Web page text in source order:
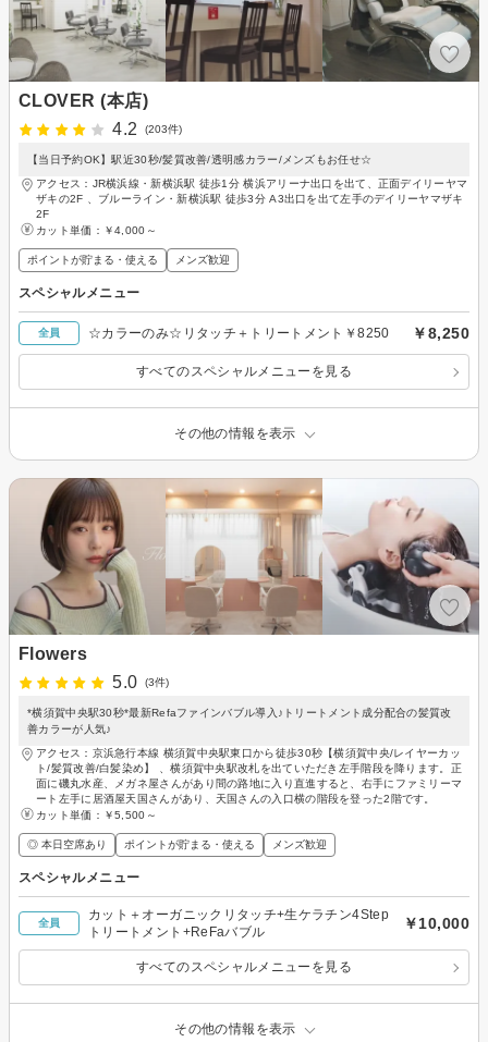
CLOVER (本店)
4.2
(203件)
【当日予約OK】駅近30秒/髪質改善/透明感カラー/メンズもお任せ☆
アクセス：JR横浜線・新横浜駅 徒歩1分 横浜アリーナ出口を出て、正面デイリーヤマ
ザキの2F 、ブルーライン・新横浜駅 徒歩3分 A3出口を出て左手のデイリーヤマザキ
2F
カット単価： ￥4,000～
ポイントが貯まる・使える メンズ歓迎
スペシャルメニュー
全員 ☆カラーのみ☆リタッチ＋トリートメント￥8250 ￥8,250
すべてのスペシャルメニューを見る
その他の情報を表示
Flowers
5.0
(3件)
*横須賀中央駅30秒*最新Refaファインバブル導入♪トリートメント成分配合の髪質改
善カラーが人気♪
アクセス：京浜急行本線 横須賀中央駅東口から徒歩30秒【横須賀中央/レイヤーカッ
ト/髪質改善/白髪染め】 、横須賀中央駅改札を出ていただき左手階段を降ります。正
面に磯丸水産、メガネ屋さんがあり間の路地に入り直進すると、右手にファミリーマ
ート左手に居酒屋天国さんがあり、天国さんの入口横の階段を登った2階です。
カット単価： ￥5,500～
◎ 本日空席あり ポイントが貯まる・使える メンズ歓迎
スペシャルメニュー
全員
カット＋オーガニックリタッチ+生ケラチン4Step
トリートメント+ReFaバブル
￥10,000
すべてのスペシャルメニューを見る
その他の情報を表示